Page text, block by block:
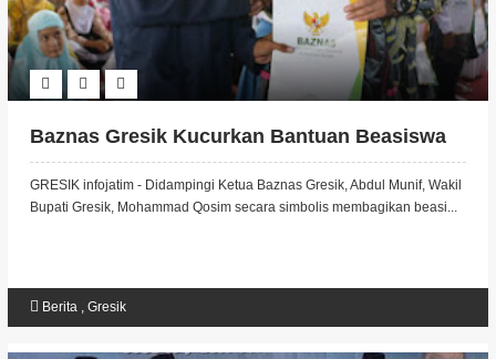
Baznas Gresik Kucurkan Bantuan Beasiswa
GRESIK infojatim - Didampingi Ketua Baznas Gresik, Abdul Munif, Wakil
Bupati Gresik, Mohammad Qosim secara simbolis membagikan beasi...
Berita, Gresik